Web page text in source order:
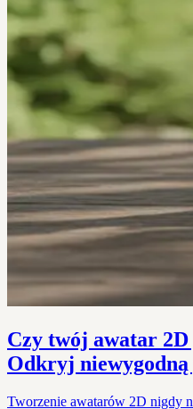
Czy twój awatar
Odkryj niewygodną
Tworzenie awatarów 2D nigdy